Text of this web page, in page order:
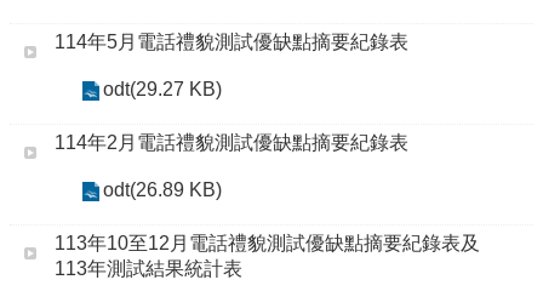
114年5月電話禮貌測試優缺點摘要紀錄表
odt(29.27 KB)
114年2月電話禮貌測試優缺點摘要紀錄表
odt(26.89 KB)
113年10至12月電話禮貌測試優缺點摘要紀錄表及
113年測試結果統計表